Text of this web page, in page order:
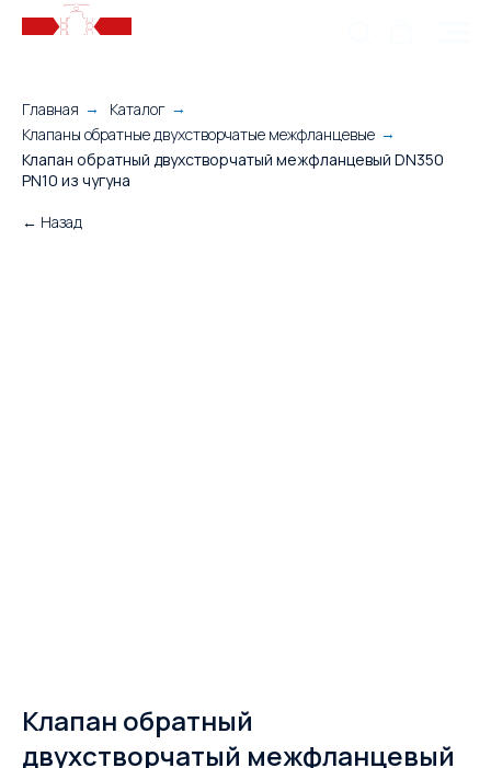
Главная → Каталог →
Клапаны обратные двухстворчатые межфланцевые →
Клапан обратный двухстворчатый межфланцевый DN350
PN10 из чугуна
← Назад
Клапан обратный
двухстворчатый межфланцевый